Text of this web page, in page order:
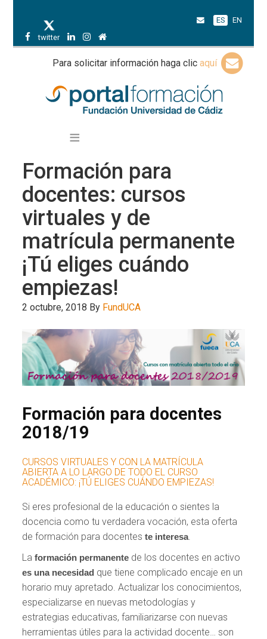
twitter
ES EN
Para solicitar información haga clic aquí
Formación para
docentes: cursos
virtuales y de
matrícula permanente
¡Tú eliges cuándo
empiezas!
2 octubre, 2018 By FundUCA
Formación para docentes
2018/19
CURSOS VIRTUALES Y CON LA MATRÍCULA
ABIERTA A LO LARGO DE TODO EL CURSO
ACADÉMICO: ¡TÚ ELIGES CUÁNDO EMPIEZAS!
Si eres profesional de la educación o sientes la
docencia como tu verdadera vocación, esta oferta
de formación para docentes te interesa.
Laformación permanente de los docentes en activo
es una necesidad que tiene complicado encaje en un
horario muy apretado. Actualizar los conocimientos,
especializarse en nuevas metodologías y
estrategias educativas, familiarizarse con nuevas
herramientas útiles para la actividad docente… son